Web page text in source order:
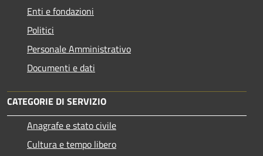
Enti e fondazioni
Politici
Personale Amministrativo
Documenti e dati
CATEGORIE DI SERVIZIO
Anagrafe e stato civile
Cultura e tempo libero